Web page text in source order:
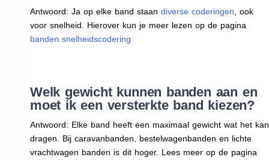
Antwoord: Ja op elke band staan diverse coderingen , ook
voor snelheid. Hierover kun je meer lezen op de pagina
banden snelheidscodering
Welk gewicht kunnen banden aan en
moet ik een versterkte band kiezen?
Antwoord: Elke band heeft een maximaal gewicht wat het kan
dragen. Bij caravanbanden, bestelwagenbanden en lichte
vrachtwagen banden is dit hoger. Lees meer op de pagina